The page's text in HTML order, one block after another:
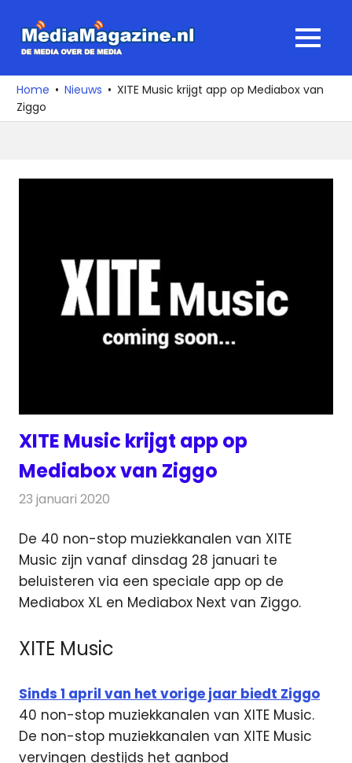
naar
media
over
de
MENU
Home Nieuws
XITE Music krijgt app op Mediabox van
Ziggo
XITE Music krijgt app op
Mediabox van Ziggo
23 januari 2020
De 40 non-stop muziekkanalen van XITE
Music zijn vanaf dinsdag 28 januari te
beluisteren via een speciale app op de
Mediabox XL en Mediabox Next van Ziggo.
XITE Music
Sinds 1 april van het vorige jaar biedt Ziggo
40 non-stop muziekkanalen van XITE Music.
De non-stop muziekkanalen van XITE Music
vervingen destijds het aanbod